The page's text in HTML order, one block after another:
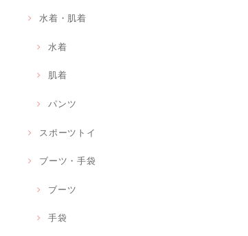
水着・肌着
水着
肌着
パンツ
スポーツトイ
ブーツ・手袋
ブーツ
手袋